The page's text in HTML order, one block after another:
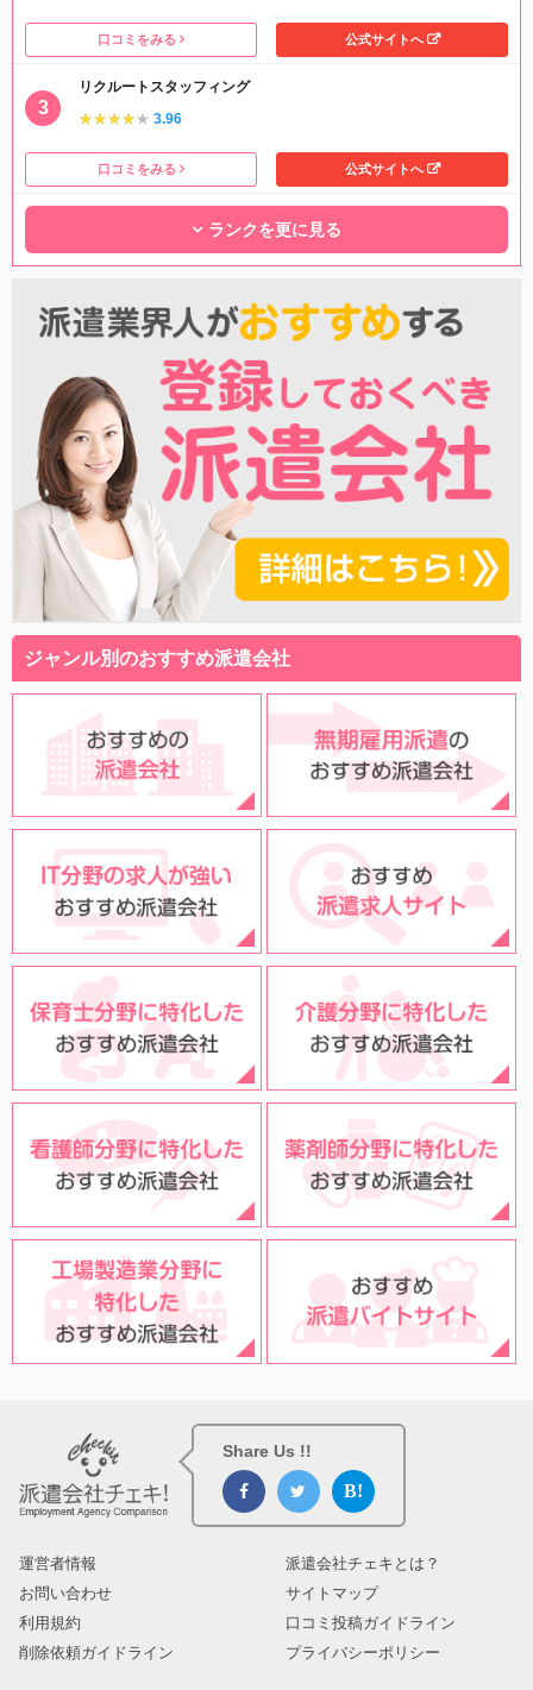
口コミをみる 公式サイトへ
リクルートスタッフィング
★★★★★
★★★★★ 3.96
口コミをみる 公式サイトへ
ランクを更に見る
ジャンル別のおすすめ派遣会社
Share Us !!
運営者情報
派遣会社チェキとは？
お問い合わせ
サイトマップ
利用規約
口コミ投稿ガイドライン
削除依頼ガイドライン
プライバシーポリシー